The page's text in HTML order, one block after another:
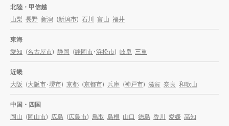
北陸・甲信越
山梨 長野 新潟 (新潟市) 石川 富山 福井
東海
愛知 (名古屋市) 静岡 (静岡市・浜松市) 岐阜 三重
近畿
大阪 (大阪市・堺市) 京都 (京都市) 兵庫 (神戸市) 滋賀 奈良 和歌山
中国・四国
岡山 (岡山市) 広島 (広島市) 鳥取 島根 山口 徳島 香川 愛媛 高知